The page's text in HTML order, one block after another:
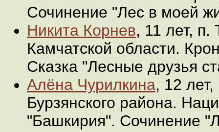
Сочинение "Лес в моей
Никита Корнев, 11 лет,
Камчатской области.
Сказка "Лесные друзья
Алёна Чурилкина, 12
Бурзянского района.
"Башкирия". Сочинение